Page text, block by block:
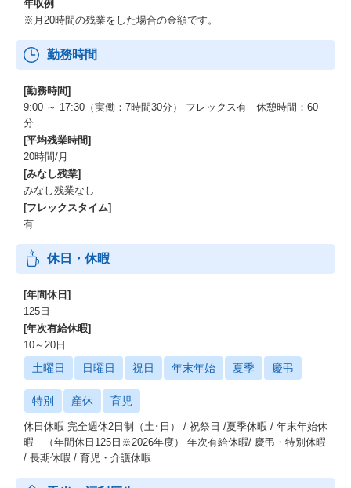
年収例
※月20時間の残業をした場合の金額です。
勤務時間
[勤務時間]
9:00 ～ 17:30（実働：7時間30分） フレックス有 休憩時間：60
分
[平均残業時間]
20時間/月
[みなし残業]
みなし残業なし
[フレックスタイム]
有
休日・休暇
[年間休日]
125日
[年次有給休暇]
10～20日
土曜日 日曜日 祝日 年末年始 夏季 慶弔
特別 産休 育児
休日休暇 完全週休2日制（土･日） / 祝祭日 /夏季休暇 / 年末年始休
暇 （年間休日125日※2026年度） 年次有給休暇/ 慶弔・特別休暇
/ 長期休暇 / 育児・介護休暇